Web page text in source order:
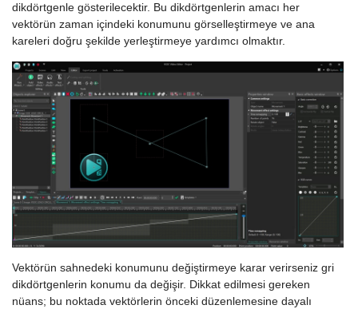
dikdörtgenle gösterilecektir. Bu dikdörtgenlerin amacı her
vektörün zaman içindeki konumunu görselleştirmeye ve ana
kareleri doğru şekilde yerleştirmeye yardımcı olmaktır.
Vektörün sahnedeki konumunu değiştirmeye karar verirseniz gri
dikdörtgenlerin konumu da değişir. Dikkat edilmesi gereken
nüans; bu noktada vektörlerin önceki düzenlemesine dayalı